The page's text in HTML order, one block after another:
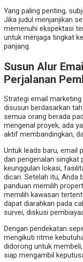
Yang paling penting,
Jika judul menjanjikan
memenuhi ekspektasi
untuk menjaga tingkat
panjang.
Susun Alur
Perjalanan
Strategi email
disusun berdasarkan
semua orang berada
mengenal proyek, ada
aktif membandingkan,
Untuk leads baru, email
dan pengenalan singkat
keunggulan lokasi,
dicari. Setelah itu, Anda
panduan memilih
memilih kawasan
dapat diarahkan pada
survei, diskusi
Dengan pendekatan
mengikuti ritme
didorong untuk
siap mengambil